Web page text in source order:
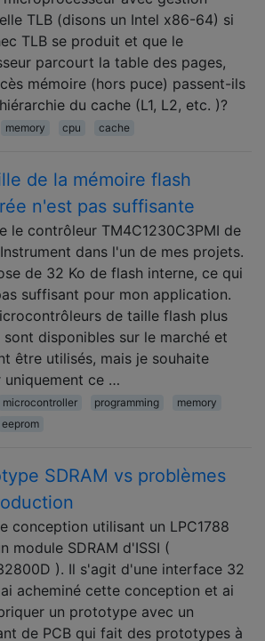
TLB (disons un Intel x86-64) si
TLB se produit et que le
parcourt la table des pages,
mémoire (hors puce) passent-ils
du cache (L1, L2, etc. )?
memory cpu cache
de la mémoire flash
n'est pas suffisante
le contrôleur TM4C1230C3PMI de
dans l'un de mes projets.
de 32 Ko de flash interne, ce qui
suffisant pour mon application.
de taille flash plus
sont disponibles sur le marché et
être utilisés, mais je souhaite
uniquement ce …
microcontroller programming
memory
eeprom
SDRAM vs problèmes
conception utilisant un LPC1788
module SDRAM d'ISSI (
). Il s'agit d'une interface 32
acheminé cette conception et ai
un prototype avec un
de PCB qui fait des prototypes à